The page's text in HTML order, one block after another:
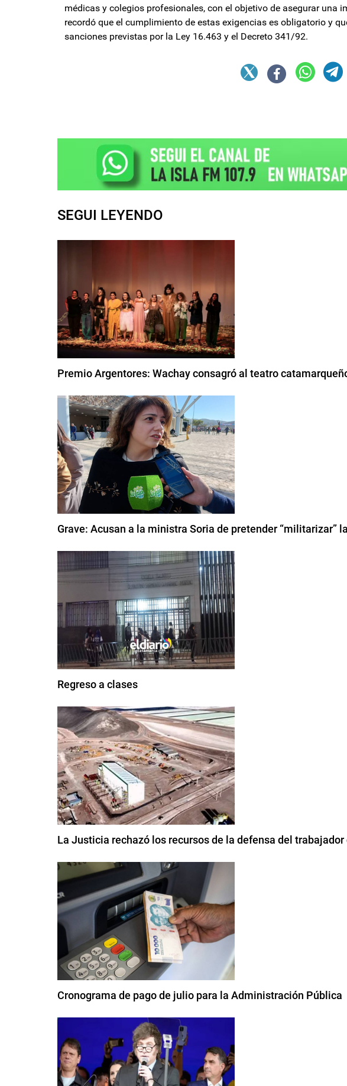
médicas y colegios profesionales, con el objetivo de asegurar una
recordó que el cumplimiento de estas exigencias es obligatorio y
sanciones previstas por la Ley 16.463 y el Decreto 341/92.
SEGUI LEYENDO
Premio Argentores: Wachay consagró al teatro
Grave: Acusan a la ministra Soria de pretender “militarizar”
Regreso a clases
La Justicia rechazó los recursos de la defensa del trabajador
Cronograma de pago de julio para la Administración Pública